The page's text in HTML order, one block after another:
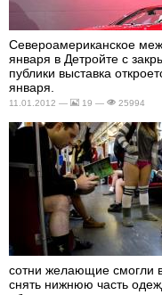
Североамериканское
января в Детройте с
публики выставка
января.
11.01.2012 — 19 — 25994
сотни желающие смогли
снять нижнюю часть